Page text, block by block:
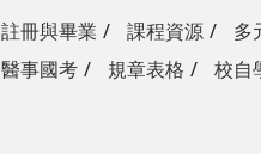
註冊與畢業 課程資源 多
醫事國考
規章表格 校自